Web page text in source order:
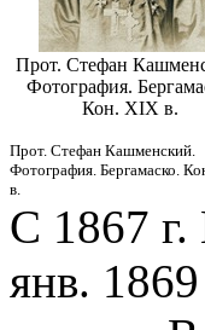
Прот. Стефан
Фотография.
Кон. XIX в.
Прот. Стефан Кашменский.
Фотография. Бергамаско.
в.
С 1867 г.
янв.